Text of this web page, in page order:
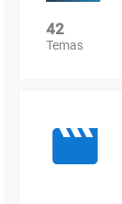
42
Temas